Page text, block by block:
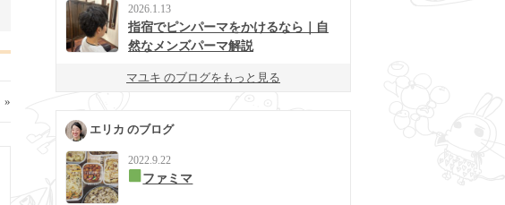
»
2026.1.13
指宿でピンパーマをかけるなら｜自
然なメンズパーマ解説
マユキ のブログをもっと見る
エリカ のブログ
2022.9.22
ファミマ